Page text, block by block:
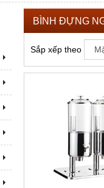
BÌNH ĐỰNG
Sắp xếp theo